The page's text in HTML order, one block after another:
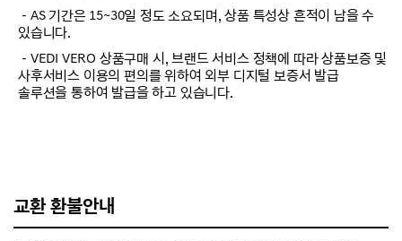
－AS 기간은 15~30일 정도 소요되며, 상품 특성상 흔적이 남을 수
있습니다.
－VEDI VERO 상품구매 시, 브랜드 서비스 정책에 따라 상품보증 및
사후서비스 이용의 편의를 위하여 외부 디지털 보증서 발급
솔루션을 통하여 발급을 하고 있습니다.
교환 환불안내